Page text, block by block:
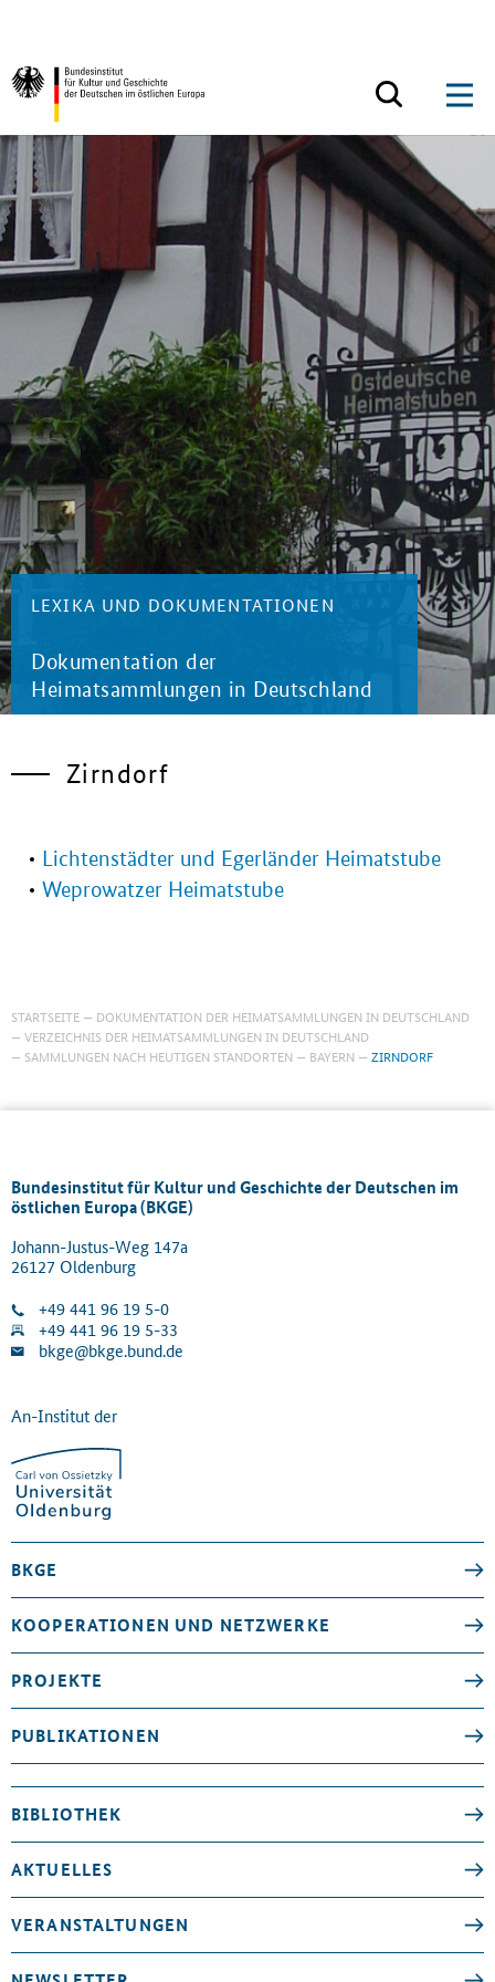
Zurück zur Startseite
LEXIKA UND DOKUMENTATIONEN
Dokumentation der
Heimatsammlungen in Deutschland
Zirndorf
Lichtenstädter und Egerländer Heimatstube
Weprowatzer Heimatstube
STARTSEITE
DOKUMENTATION DER HEIMATSAMMLUNGEN IN DEUTSCHLAND
VERZEICHNIS DER HEIMATSAMMLUNGEN IN DEUTSCHLAND
SAMMLUNGEN NACH HEUTIGEN STANDORTEN
BAYERN ZIRNDORF
Bundesinstitut für Kultur und Geschichte der Deutschen im
östlichen Europa (BKGE)
Johann-Justus-Weg 147a
26127 Oldenburg
+49 441 96 19 5-0
+49 441 96 19 5-33
bkge@bkge.bund.de
An-Institut der
BKGE
KOOPERATIONEN UND NETZWERKE
PROJEKTE
PUBLIKATIONEN
BIBLIOTHEK
AKTUELLES
VERANSTALTUNGEN